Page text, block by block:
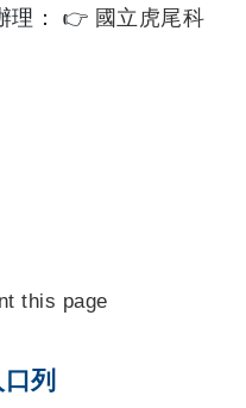
理： 👉 國立虎尾科
this page
列